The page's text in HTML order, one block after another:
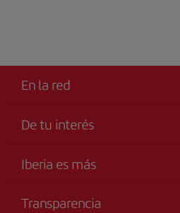
En la red
De tu interés
Accesibilidad
Iberia es más
Transparencia